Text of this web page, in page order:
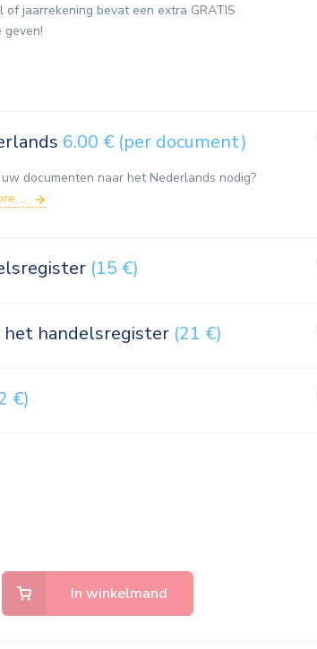
jaarrekening bevat een extra GRATIS
geven!
6.00 € (per document)
documenten naar het Nederlands nodig?
...
(15 €)
handelsregister (21 €)
€)
In winkelmand